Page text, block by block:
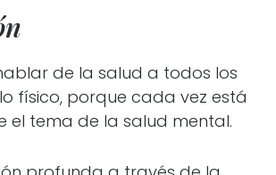
de la salud a todos los
físico, porque cada vez está
el tema de la salud mental.